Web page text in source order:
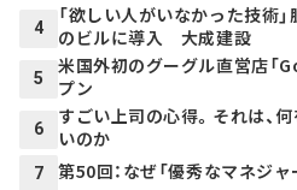
4
「欲しい人がいなかった技術
のビルに導入 大成建設
5
米国外初のグーグル直営店「
プン
6
すごい上司の心得。それは、
いのか
7 第50回：なぜ「優秀なマネジ